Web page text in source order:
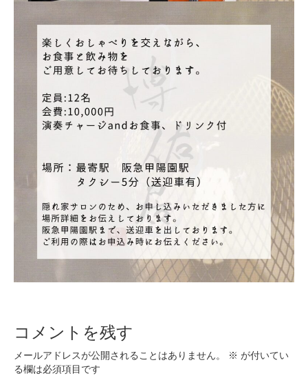
コメントを残す
メールアドレスが公開されることはありません。 ※ が付いてい
る欄は必須項目です